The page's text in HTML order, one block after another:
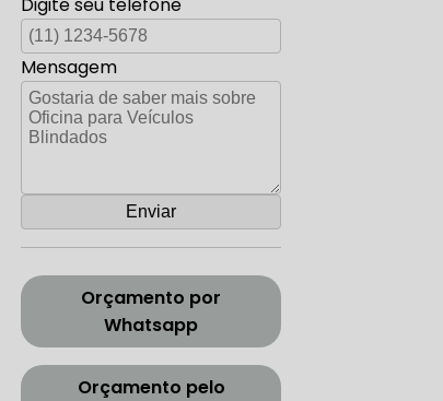
DENTADA RANGE ROVER
DENTADA TENSOR
Mensagem
Orçamento por
Whatsapp
Orçamento pelo